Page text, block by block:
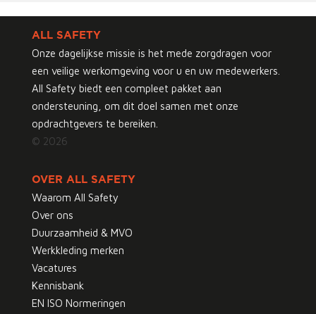
ALL SAFETY
Onze dagelijkse missie is het mede zorgdragen voor
een veilige werkomgeving voor u en uw medewerkers.
All Safety biedt een compleet pakket aan
ondersteuning, om dit doel samen met onze
opdrachtgevers te bereiken.
© 2026
OVER ALL SAFETY
Waarom All Safety
Over ons
Duurzaamheid & MVO
Werkkleding merken
Vacatures
Kennisbank
EN ISO Normeringen